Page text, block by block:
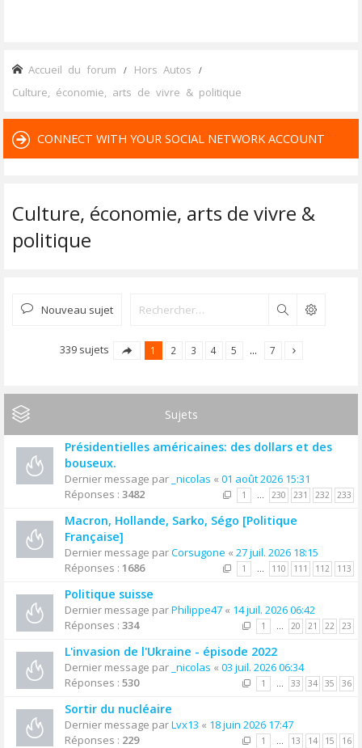
Accueil du forum Hors Autos
Culture, économie, arts de vivre & politique
CONNECT WITH YOUR SOCIAL NETWORK ACCOUNT
Culture, économie, arts de vivre &
politique
Nouveau sujet Rechercher
339 sujets 1 2 3 4 5 … 7
Sujets
Présidentielles américaines: des dollars et des
bouseux.
Dernier message par _nicolas « 01 août 2026 15:31
Réponses : 3482 1 … 230 231 232 233
Macron, Hollande, Sarko, Ségo [Politique
Française]
Dernier message parCorsugone « 27 juil. 2026 18:15
Réponses : 1686 1 … 110 111 112 113
Politique suisse
Dernier message parPhilippe47 « 14 juil. 2026 06:42
Réponses : 334 1 … 20 21 22 23
L'invasion de l'Ukraine - épisode 2022
Dernier message par _nicolas « 03 juil. 2026 06:34
Réponses : 530 1 … 33 34 35 36
Sortir du nucléaire
Dernier message parLvx13 « 18 juin 2026 17:47
Réponses : 229 1 … 13 14 15 16